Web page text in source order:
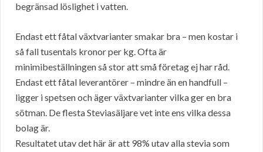
begränsad löslighet i vatten.
Endast ett fåtal växtvarianter smakar bra – men kostar i
så fall tusentals kronor per kg. Ofta är
minimibeställningen så stor att små företag ej har råd.
Endast ett fåtal leverantörer – mindre än en handfull –
ligger i spetsen och äger växtvarianter vilka ger en bra
sötman. De flesta Steviasäljare vet inte ens vilka dessa
bolag är.
Resultatet utav det här är att 98% utav alla stevia som